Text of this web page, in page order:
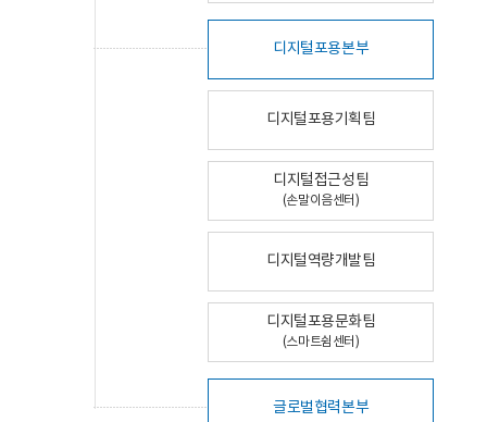
디지털포용본부
디지털포용기획팀
디지털접근성팀
(손말이음센터)
디지털역량개발팀
디지털포용문화팀
(스마트쉼센터)
글로벌협력본부